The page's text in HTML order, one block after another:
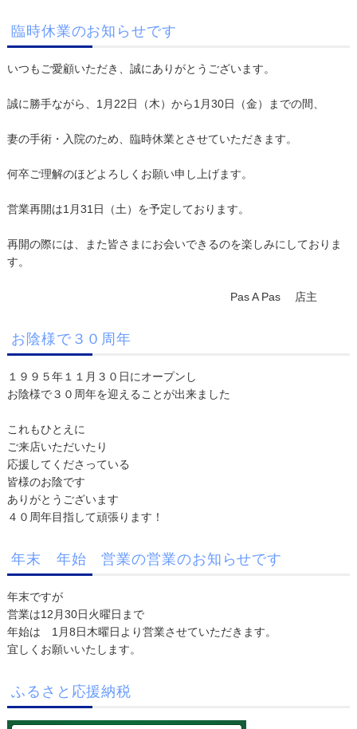
臨時休業のお知らせです
いつもご愛顧いただき、誠にありがとうございます。
誠に勝手ながら、1月22日（木）から1月30日（金）までの間、
妻の手術・入院のため、臨時休業とさせていただきます。
何卒ご理解のほどよろしくお願い申し上げます。
営業再開は1月31日（土）を予定しております。
再開の際には、また皆さまにお会いできるのを楽しみにしておりま
す。
Pas A Pas 店主
お陰様で３０周年
１９９５年１１月３０日にオープンし
お陰様で３０周年を迎えることが出来ました
これもひとえに
ご来店いただいたり
応援してくださっている
皆様のお陰です
ありがとうございます
４０周年目指して頑張ります！
年末 年始 営業の営業のお知らせです
年末ですが
営業は12月30日火曜日まで
年始は 1月8日木曜日より営業させていただきます。
宜しくお願いいたします。
ふるさと応援納税